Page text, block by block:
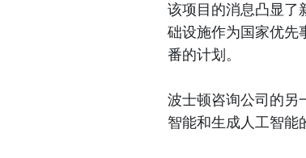
该项目的消息凸显了
础设施作为国家优先
番的计划。
波士顿咨询公司的另
智能和生成人工智能